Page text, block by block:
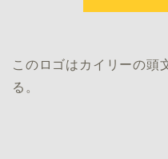
このロゴはカイリーの頭
る。